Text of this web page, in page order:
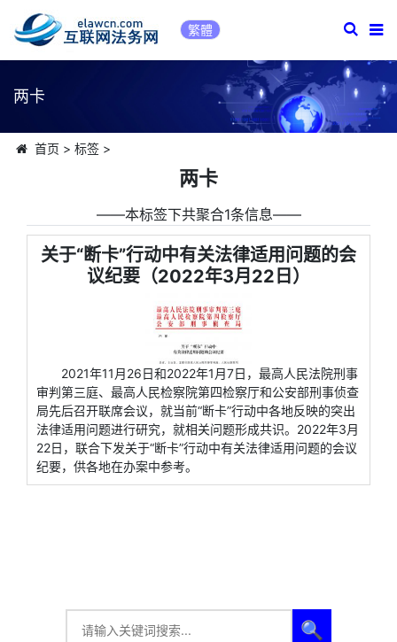
繁體
两卡
首页 > 标签>
两卡
――本标签下共聚合1条信息――
关于“断卡”行动中有关法律适用问题的会
议纪要（2022年3月22日）
2021年11月26日和2022年1月7日，最高人民法院刑事
审判第三庭、最高人民检察院第四检察厅和公安部刑事侦查
局先后召开联席会议，就当前“断卡”行动中各地反映的突出
法律适用问题进行研究，就相关问题形成共识。2022年3月
22日，联合下发关于“断卡”行动中有关法律适用问题的会议
纪要，供各地在办案中参考。
🔍